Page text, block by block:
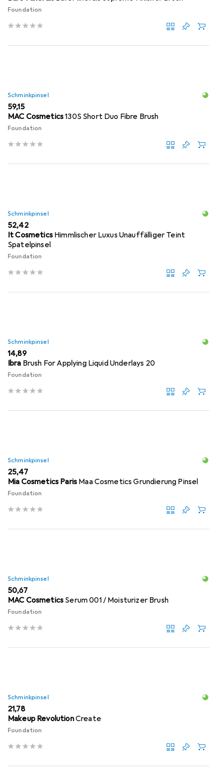
Foundation
Schminkpinsel
EUR
59,15
MAC Cosmetics130S Short Duo Fibre Brush
Foundation
Schminkpinsel
EUR
52,42
It Cosmetics Himmlischer Luxus Unauffälliger Teint
Spatelpinsel
Foundation
Schminkpinsel
EUR
14,89
Ibra Brush For Applying Liquid Underlays 20
Foundation
Schminkpinsel
EUR
25,47
Mia Cosmetics Paris Maa Cosmetics Grundierung Pinsel
Foundation
Schminkpinsel
EUR
50,67
MAC Cosmetics Serum 001 / Moisturizer Brush
Foundation
Schminkpinsel
EUR
21,78
Makeup RevolutionCreate
Foundation